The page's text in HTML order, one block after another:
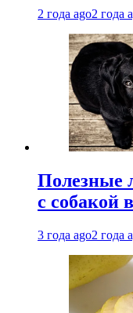
2 года ago2 года
Полезные
с собакой
3 года ago2 года